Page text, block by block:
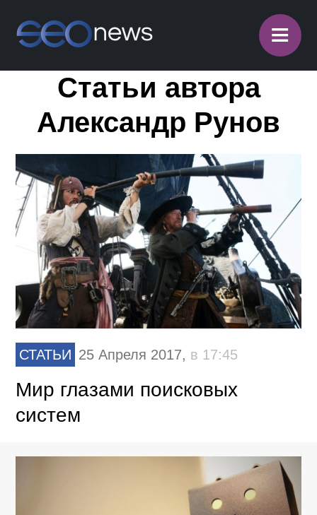
≡
Статьи автора
Александр Рунов
СТАТЬИ 25 Апреля 2017, в 17:45
Мир глазами поисковых
систем